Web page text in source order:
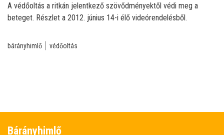
A védőoltás a ritkán jelentkező szövődményektől védi meg a
beteget. Részlet a 2012. június 14-i élő videórendelésből.
bárányhimlő védőoltás
Bárányhimlő